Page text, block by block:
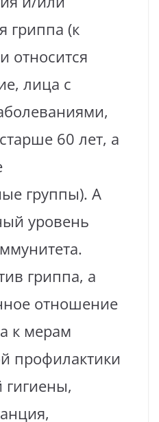
гриппа (к
относится
лица с
60 лет, а
группы). А
уровень
гриппа, а
отношение
к мерам
профилактики